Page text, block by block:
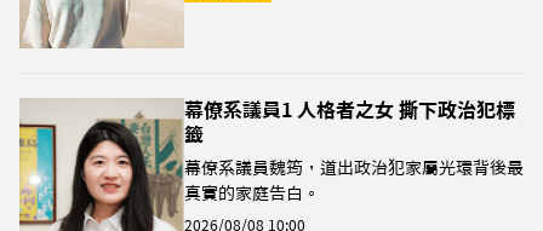
幕僚系議員1 人格者之女 撕下政治犯標
籤
幕僚系議員魏筠，道出政治犯家屬光環背後最
真實的家庭告白。
2026/08/08 10:00